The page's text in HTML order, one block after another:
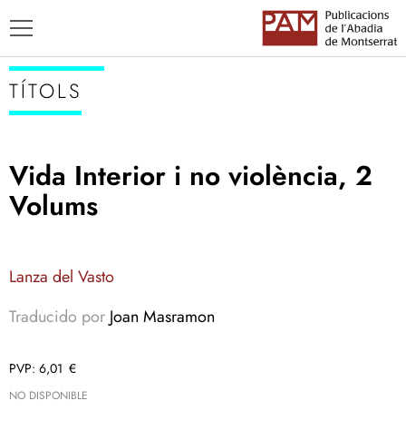
TÍTOLS
TÍTOLS
Vida Interior i no violència, 2
Volums
Lanza del Vasto
Traducido por Joan Masramon
6,01 €
NO DISPONIBLE